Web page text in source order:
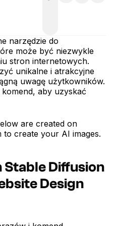
narzędzie do
może być niezwykle
stron internetowych.
unikalne i atrakcyjne
uwagę użytkowników.
aby uzyskać
are created on
create your AI images.
Stable Diffusion
Design